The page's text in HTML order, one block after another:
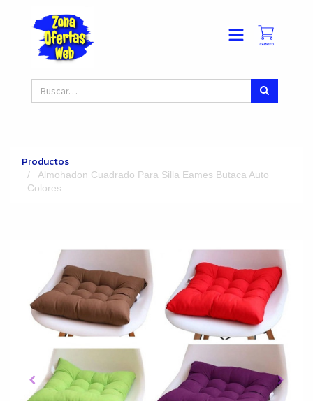
Productos
Almohadon Cuadrado Para Silla Eames Butaca Auto
Colores